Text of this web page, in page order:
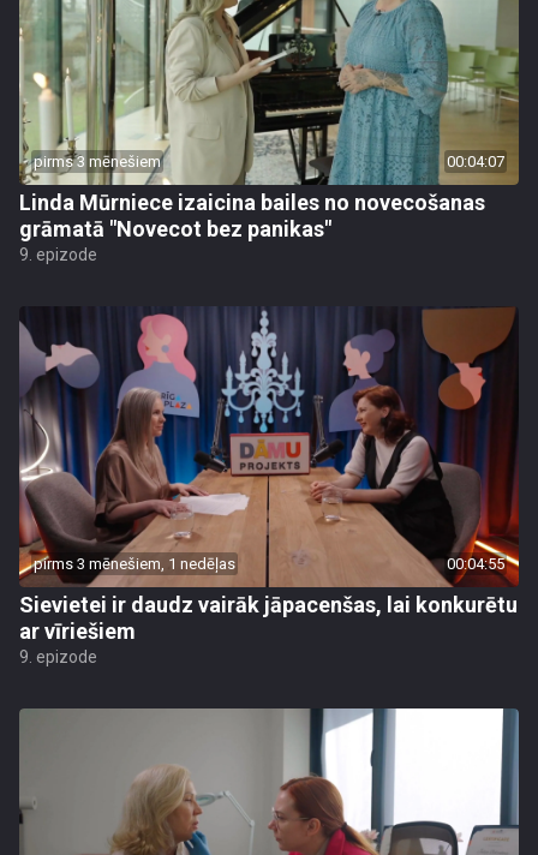
pirms 3 mēnešiem 00:04:07
Linda Mūrniece izaicina bailes no novecošanas
grāmatā "Novecot bez panikas"
9. epizode
pirms 3 mēnešiem, 1 nedēļas 00:04:55
Sievietei ir daudz vairāk jāpacenšas, lai konkurētu
ar vīriešiem
9. epizode